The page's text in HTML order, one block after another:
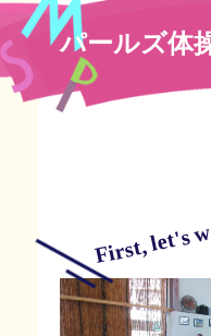
パールズ体
First, let's